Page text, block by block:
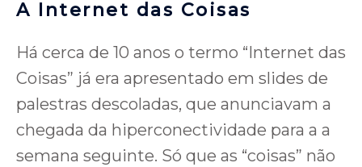
A Internet das Coisas
Há cerca de 10 anos o termo “Internet das
Coisas” já era apresentado em slides de
palestras descoladas, que anunciavam a
chegada da hiperconectividade para a a
semana seguinte. Só que as “coisas” não